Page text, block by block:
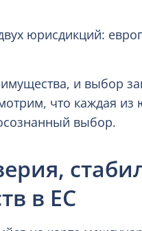
юрисдикций:
и выбор
что каждая
выбор.
в ЕС